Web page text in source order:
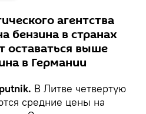
агентства
бензина в странах
оставаться выше
в Германии
В Литве четвертую
средние цены на